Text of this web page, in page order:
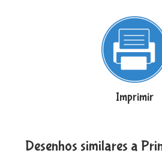
Imprimir
Desenhos similares a